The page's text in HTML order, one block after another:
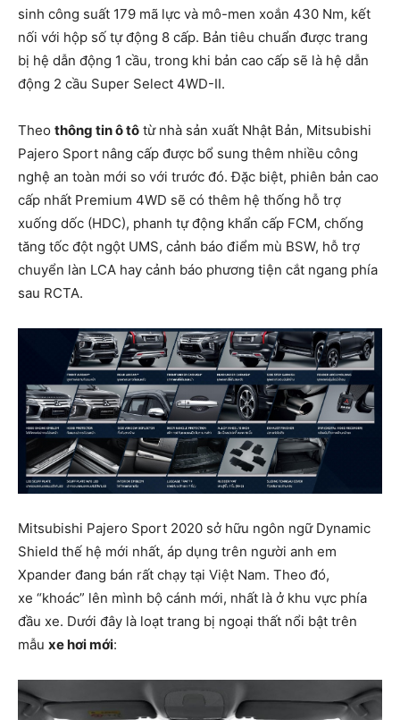
sinh công suất 179 mã lực và mô-men xoắn 430 Nm, kết
nối với hộp số tự động 8 cấp. Bản tiêu chuẩn được trang
bị hệ dẫn động 1 cầu, trong khi bản cao cấp sẽ là hệ dẫn
động 2 cầu Super Select 4WD-II.
Theo thông tin ô tô từ nhà sản xuất Nhật Bản, Mitsubishi
Pajero Sport nâng cấp được bổ sung thêm nhiều công
nghệ an toàn mới so với trước đó. Đặc biệt, phiên bản cao
cấp nhất Premium 4WD sẽ có thêm hệ thống hỗ trợ
xuống dốc (HDC), phanh tự động khẩn cấp FCM, chống
tăng tốc đột ngột UMS, cảnh báo điểm mù BSW, hỗ trợ
chuyển làn LCA hay cảnh báo phương tiện cắt ngang phía
sau RCTA.
Mitsubishi Pajero Sport 2020 sở hữu ngôn ngữ Dynamic
Shield thế hệ mới nhất, áp dụng trên người anh em
Xpander đang bán rất chạy tại Việt Nam. Theo đó,
xe “khoác” lên mình bộ cánh mới, nhất là ở khu vực phía
đầu xe. Dưới đây là loạt trang bị ngoại thất nổi bật trên
mẫu xe hơi mới: